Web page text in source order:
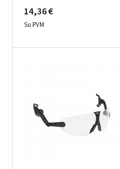
14,36 €
Su PVM